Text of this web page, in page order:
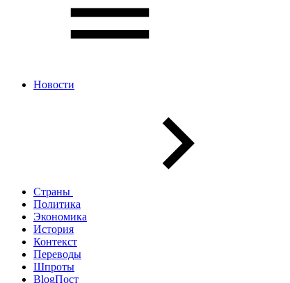
Новости
Страны
Политика
Экономика
История
Контекст
Переводы
Шпроты
BlogПост